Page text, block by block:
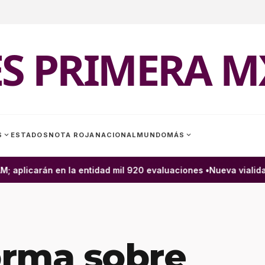
PRIMERA
expand_more ESTADOS NOTA ROJA NACIONAL MUNDOMÁS expand_more
en la entidad mil 920 evaluaciones •Nueva vialidad